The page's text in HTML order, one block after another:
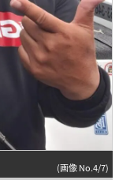
(画像 No.4/7)